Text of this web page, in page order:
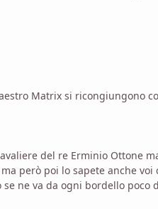
Matrix si ricongiungono
del re Erminio Ottone
poi lo sapete anche voi
ne va da ogni bordello